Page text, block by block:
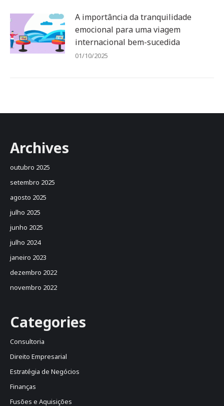
A importância da tranquilidade
emocional para uma viagem
internacional bem-sucedida
01/10/2025
Archives
outubro 2025
setembro 2025
agosto 2025
julho 2025
junho 2025
julho 2024
janeiro 2023
dezembro 2022
novembro 2022
Categories
Consultoria
Direito Empresarial
Estratégia de Negócios
Finanças
Fusões e Aquisições